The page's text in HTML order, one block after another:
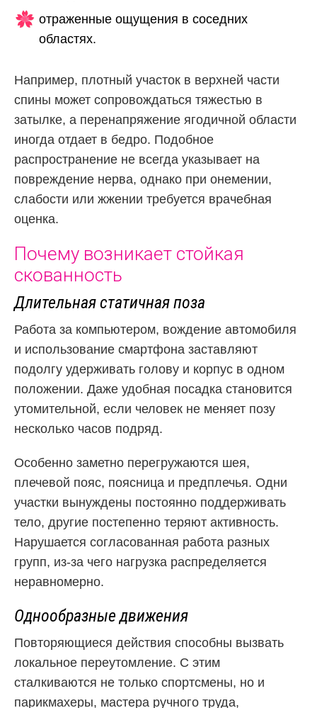
отраженные ощущения в соседних
областях.
Например, плотный участок в верхней части
спины может сопровождаться тяжестью в
затылке, а перенапряжение ягодичной области
иногда отдает в бедро. Подобное
распространение не всегда указывает на
повреждение нерва, однако при онемении,
слабости или жжении требуется врачебная
оценка.
Почему возникает стойкая
скованность
Длительная статичная поза
Работа за компьютером, вождение автомобиля
и использование смартфона заставляют
подолгу удерживать голову и корпус в одном
положении. Даже удобная посадка становится
утомительной, если человек не меняет позу
несколько часов подряд.
Особенно заметно перегружаются шея,
плечевой пояс, поясница и предплечья. Одни
участки вынуждены постоянно поддерживать
тело, другие постепенно теряют активность.
Нарушается согласованная работа разных
групп, из-за чего нагрузка распределяется
неравномерно.
Однообразные движения
Повторяющиеся действия способны вызвать
локальное переутомление. С этим
сталкиваются не только спортсмены, но и
парикмахеры, мастера ручного труда,